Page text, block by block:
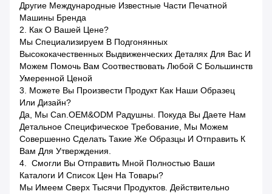
Другие Международные Известные Части Печатной
Машины Бренда
2. Как О Вашей Цене?
Мы Специализируем В Подгонянных
Высококачественных Выдвиженческих Деталях Для Вас И
Можем Помочь Вам Соотвествовать Любой С Большинств
Умеренной Ценой
3. Можете Вы Произвести Продукт Как Наши Образец
Или Дизайн?
Да, Мы Can.OEM&ODM Радушны. Покуда Вы Даете Нам
Детальное Специфическое Требование, Мы Можем
Совершенно Сделать Такие Же Образцы И Отправить К
Вам Для Утверждения.
4. Смогли Вы Отправить Мной Полностью Ваши
Каталоги И Список Цен На Товары?
Мы Имеем Сверх Тысячи Продуктов. Действительно